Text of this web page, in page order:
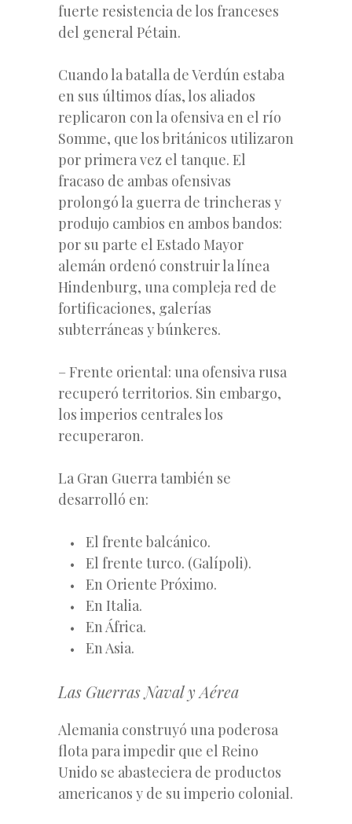
fuerte resistencia de los franceses
del general Pétain.
Cuando la batalla de Verdún estaba
en sus últimos días, los aliados
replicaron con la ofensiva en el río
Somme, que los británicos utilizaron
por primera vez el tanque. El
fracaso de ambas ofensivas
prolongó la guerra de trincheras y
produjo cambios en ambos bandos:
por su parte el Estado Mayor
alemán ordenó construir la línea
Hindenburg, una compleja red de
fortificaciones, galerías
subterráneas y búnkeres.
– Frente oriental: una ofensiva rusa
recuperó territorios. Sin embargo,
los imperios centrales los
recuperaron.
La Gran Guerra también se
desarrolló en:
El frente balcánico.
El frente turco. (Galípoli).
En Oriente Próximo.
En Italia.
En África.
En Asia.
Las Guerras Naval y Aérea
Alemania construyó una poderosa
flota para impedir que el Reino
Unido se abasteciera de productos
americanos y de su imperio colonial.